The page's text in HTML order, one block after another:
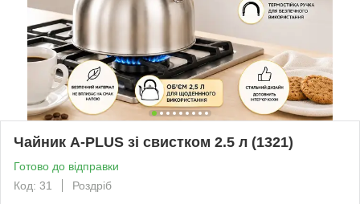
Чайник A-PLUS зі свистком 2.5 л (1321)
Готово до відправки
Код: 31
Роздріб